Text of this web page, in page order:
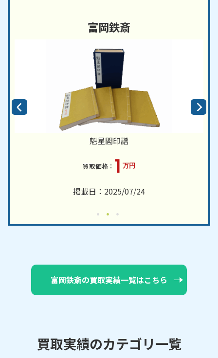
富岡鉄斎
魁星閣印譜
1 万円
掲載日：2025/07/24
富岡鉄斎の買取実績一覧はこちら
買取実績のカテゴリ一覧